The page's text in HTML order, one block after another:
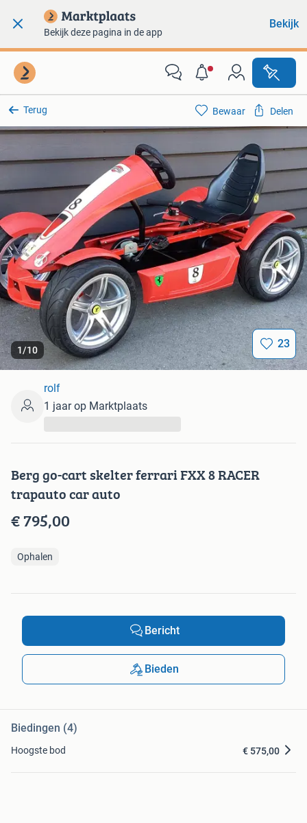
Bekijk deze pagina in de app
Bekijk
Terug
1/10 23
Bewaar Delen
Berg go-cart skelter ferrari FXX 8 RACER
trapauto car auto
€ 795,00
Ophalen
rolf
1 jaar op Marktplaats
Bericht
Bieden
Biedingen (4)
Hoogste bod € 575,00